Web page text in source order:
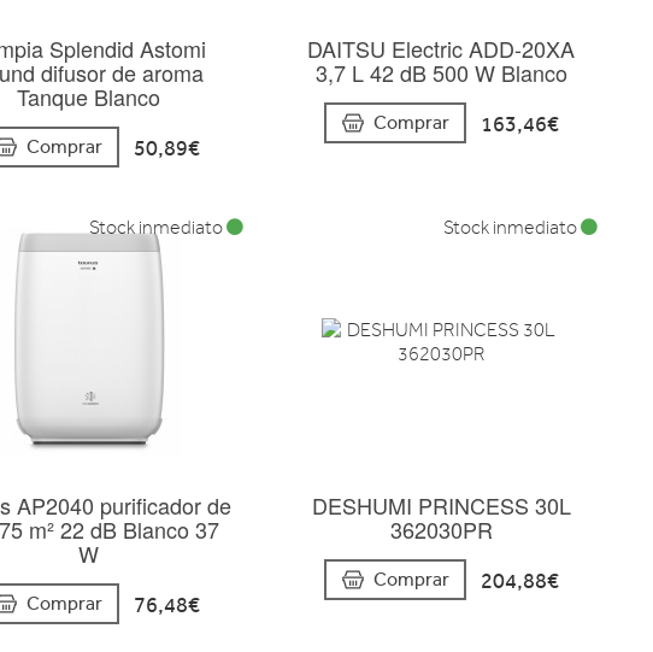
Splendid Astomi
difusor de aroma
Tanque Blanco
Comprar 50,89€
DAITSU Electric ADD-20XA
3,7 L 42 dB 500 W Blanco
Comprar 163,46€
AP2040 purificador de
m² 22 dB Blanco 37
W
Comprar 76,48€
Stock inmediato
DESHUMI PRINCESS 30L
362030PR
Comprar 204,88€
Stock inmediato